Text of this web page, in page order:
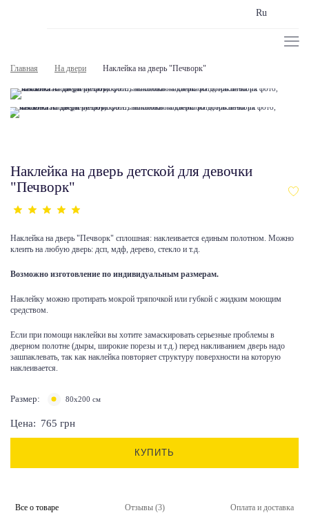
Ru
Главная На двери Наклейка на дверь "Печворк"
Наклейка на дверь детской для девочки
"Печворк"
Наклейка на дверь "Печворк" сплошная: наклеивается единым полотном. Можно
клеить на любую дверь: дсп, мдф, дерево, стекло и т.д.
Возможно изготовление по индивидуальным размерам.
Наклейку можно протирать мокрой тряпочкой или губкой с жидким моющим
средством.
Если при помощи наклейки вы хотите замаскировать серьезные проблемы в
дверном полотне (дыры, широкие порезы и т.д.) перед накливанием дверь надо
зашпаклевать, так как наклейка повторяет структуру поверхности на которую
наклеивается.
Размер: 80х200 см
Цена: 765 грн
КУПИТЬ
Все о товаре Отзывы (3) Оплата и доставка